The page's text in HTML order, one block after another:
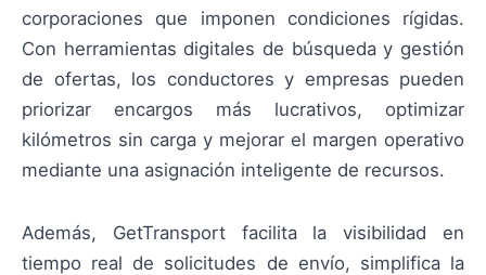
corporaciones que imponen condiciones rígidas.
Con herramientas digitales de búsqueda y gestión
de ofertas, los conductores y empresas pueden
priorizar encargos más lucrativos, optimizar
kilómetros sin carga y mejorar el margen operativo
mediante una asignación inteligente de recursos.
Además, GetTransport facilita la visibilidad en
tiempo real de solicitudes de envío, simplifica la